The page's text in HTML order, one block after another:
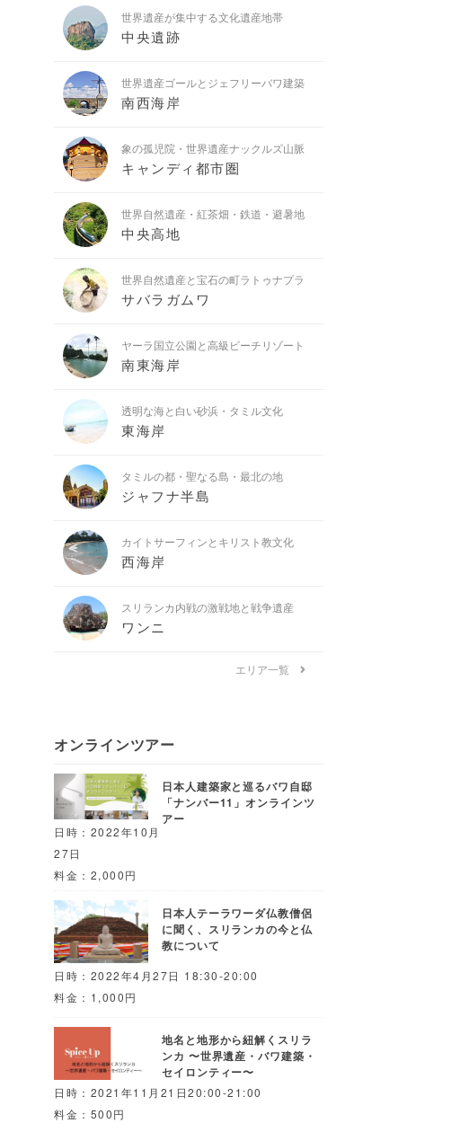
世界遺産が集中する文化遺産地帯
中央遺跡
世界遺産ゴールとジェフリーバワ建築
南西海岸
象の孤児院・世界遺産ナックルズ山脈
キャンディ都市圏
世界自然遺産・紅茶畑・鉄道・避暑地
中央高地
世界自然遺産と宝石の町ラトゥナプラ
サバラガムワ
ヤーラ国立公園と高級ビーチリゾート
南東海岸
透明な海と白い砂浜・タミル文化
東海岸
タミルの都・聖なる島・最北の地
ジャフナ半島
カイトサーフィンとキリスト教文化
西海岸
スリランカ内戦の激戦地と戦争遺産
ワンニ
エリア一覧
オンラインツアー
日本人建築家と巡るバワ自邸
「ナンバー11」オンラインツ
アー
日時：2022年10月
27日
料金：2,000円
日本人テーラワーダ仏教僧侶
に聞く、スリランカの今と仏
教について
日時：2022年4月27日 18:30-20:00
料金：1,000円
地名と地形から紐解くスリラ
ンカ 〜世界遺産・バワ建築・
セイロンティー〜
日時：2021年11月21日20:00-21:00
料金：500円